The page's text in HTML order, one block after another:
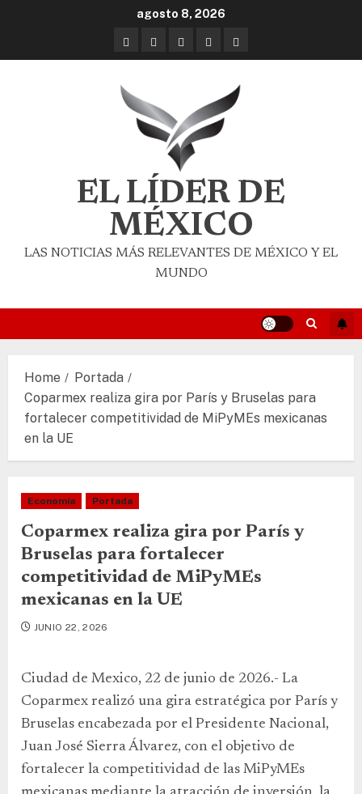
agosto 8, 2026
EL LÍDER DE
MÉXICO
LAS NOTICIAS MÁS RELEVANTES DE MÉXICO Y EL
MUNDO
Home
Portada
Coparmex realiza gira por París y Bruselas para
fortalecer competitividad de MiPyMEs mexicanas
en la UE
Economía Portada
Coparmex realiza gira por París y
Bruselas para fortalecer
competitividad de MiPyMEs
mexicanas en la UE
JUNIO 22, 2026
Ciudad de Mexico, 22 de junio de 2026.- La
Coparmex realizó una gira estratégica por París y
Bruselas encabezada por el Presidente Nacional,
Juan José Sierra Álvarez, con el objetivo de
fortalecer la competitividad de las MiPyMEs